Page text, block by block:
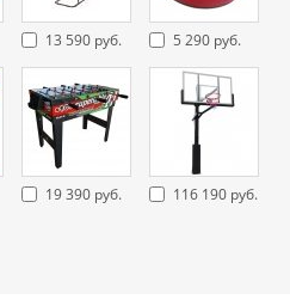
13 590 руб. 5 290 руб.
19 390 руб. 116 190 руб.